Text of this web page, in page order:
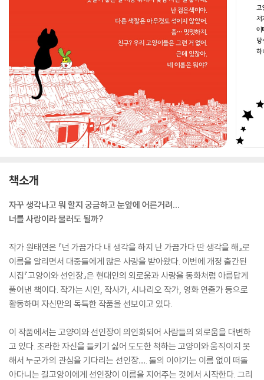
책소개
자꾸 생각나고 뭐 할지 궁금하고 눈앞에 어른거려…
너를 사랑이라 불러도 될까?
작가 원태연은 『넌 가끔가다 내 생각을 하지 난 가끔가다 딴 생각을 해』로
이름을 알리면서 대중들에게 많은 사랑을 받아왔다. 이번에 개정 출간된
시집『고양이와 선인장』은 현대인의 외로움과 사랑을 동화처럼 아름답게
풀어낸 책이다. 작가는 시인, 작사가, 시나리오 작가, 영화 연출가 등으로
활동하며 자신만의 독특한 작품을 선보이고 있다.
이 작품에서는 고양이와 선인장이 의인화되어 사람들의 외로움을 대변하
고 있다. 초라한 자신을 들키기 싫어 도도한 척하는 고양이와 움직이지 못
해서 누군가의 관심을 기다리는 선인장…. 둘의 이야기는 이름 없이 떠돌
아다니는 길고양이에게 선인장이 이름을 지어주는 것에서 시작한다. 그리